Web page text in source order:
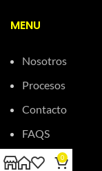
MENU
Nosotros
Procesos
Contacto
FAQS
PQR
0